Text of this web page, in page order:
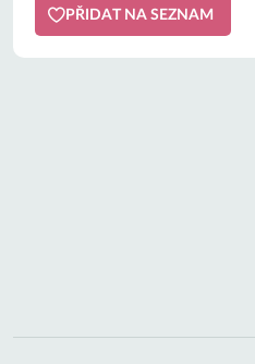
PŘIDAT NA SEZNAM